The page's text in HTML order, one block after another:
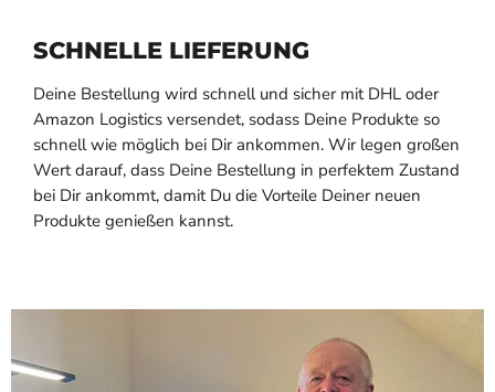
SCHNELLE LIEFERUNG
Deine Bestellung wird schnell und sicher mit DHL oder
Amazon Logistics versendet, sodass Deine Produkte so
schnell wie möglich bei Dir ankommen. Wir legen großen
Wert darauf, dass Deine Bestellung in perfektem Zustand
bei Dir ankommt, damit Du die Vorteile Deiner neuen
Produkte genießen kannst.